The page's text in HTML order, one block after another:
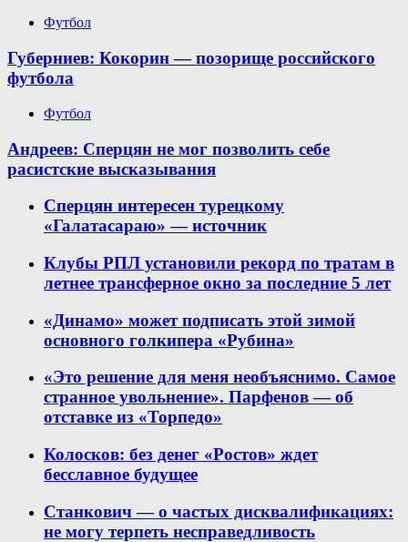
Футбол
Губерниев: Кокорин — позорище российского
футбола
Футбол
Андреев: Сперцян не мог позволить себе
расистские высказывания
Сперцян интересен турецкому
«Галатасараю» — источник
Клубы РПЛ установили рекорд по тратам в
летнее трансферное окно за последние 5 лет
«Динамо» может подписать этой зимой
основного голкипера «Рубина»
«Это решение для меня необъяснимо. Самое
странное увольнение». Парфенов — об
отставке из «Торпедо»
Колосков: без денег «Ростов» ждет
бесславное будущее
Станкович — о частых дисквалификациях:
не могу терпеть несправедливость